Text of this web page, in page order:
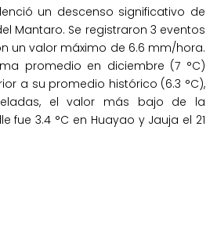
EN
un descenso significativo de
Mantaro. Se registraron 3 eventos
un valor máximo de 6.6 mm/hora.
promedio en diciembre (7 °C)
a su promedio histórico (6.3 °C),
el valor más bajo de la
fue 3.4 °C en Huayao y Jauja el 21